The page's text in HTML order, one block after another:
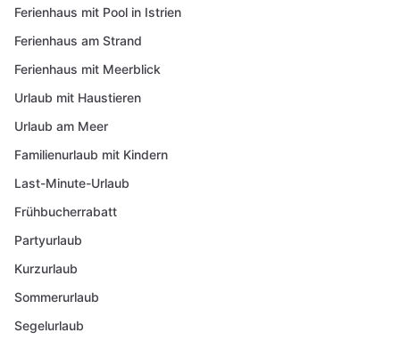
Ferienhaus mit Pool in Istrien
Ferienhaus am Strand
Ferienhaus mit Meerblick
Urlaub mit Haustieren
Urlaub am Meer
Familienurlaub mit Kindern
Last-Minute-Urlaub
Frühbucherrabatt
Partyurlaub
Kurzurlaub
Sommerurlaub
Segelurlaub